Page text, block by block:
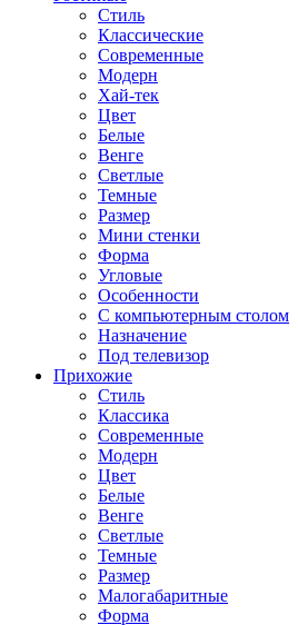
Стиль
Классические
Современные
Модерн
Хай-тек
Цвет
Белые
Венге
Светлые
Темные
Размер
Мини стенки
Форма
Угловые
Особенности
С компьютерным столом
Назначение
Под телевизор
Прихожие
Стиль
Классика
Современные
Модерн
Цвет
Белые
Венге
Светлые
Темные
Размер
Малогабаритные
Форма